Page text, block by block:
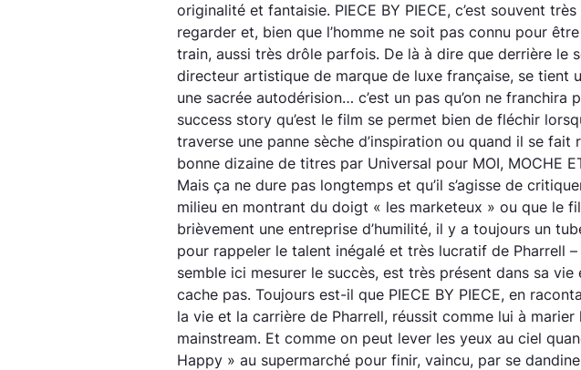
originalité et fantaisie. PIECE BY PIECE, c’est souvent
regarder et, bien que l’homme ne soit pas connu pour
train, aussi très drôle parfois. De là à dire que derrière le
directeur artistique de marque de luxe française, se tient
une sacrée autodérision… c’est un pas qu’on ne franchira
success story qu’est le film se permet bien de fléchir
traverse une panne sèche d’inspiration ou quand il se fait
bonne dizaine de titres par Universal pour MOI, MOCHE
Mais ça ne dure pas longtemps et qu’il s’agisse de
milieu en montrant du doigt « les marketeux » ou que le
brièvement une entreprise d’humilité, il y a toujours un
pour rappeler le talent inégalé et très lucratif de Pharrell –
semble ici mesurer le succès, est très présent dans sa vie
cache pas. Toujours est-il que PIECE BY PIECE, en
la vie et la carrière de Pharrell, réussit comme lui à marier
mainstream. Et comme on peut lever les yeux au ciel
Happy » au supermarché pour finir, vaincu, par se